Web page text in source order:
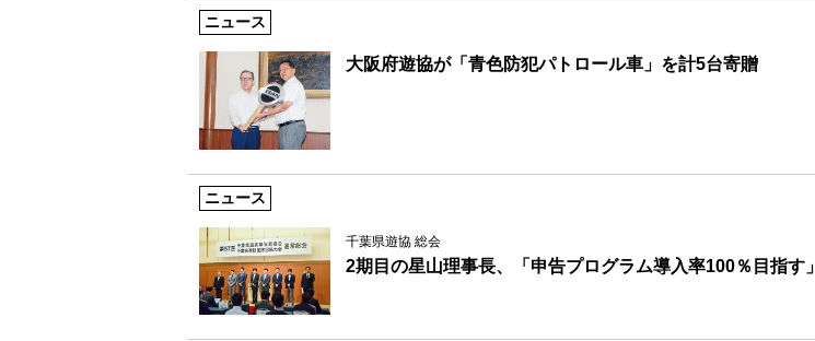
ニュース
大阪府遊協が「青色防犯パトロール車」を計5台寄贈
ニュース
千葉県遊協 総会
2期目の星山理事長、「申告プログラム導入率100％目指す」